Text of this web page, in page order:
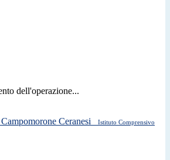
dell'operazione...
Istituto Comprensivo